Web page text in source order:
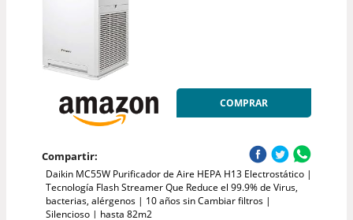
COMPRAR
Compartir:
Daikin MC55W Purificador de Aire HEPA H13 Electrostático |
Tecnología Flash Streamer Que Reduce el 99.9% de Virus,
bacterias, alérgenos | 10 años sin Cambiar filtros |
Silencioso | hasta 82m2